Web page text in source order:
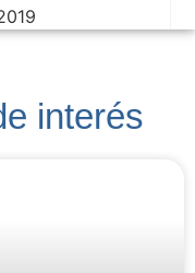
interés